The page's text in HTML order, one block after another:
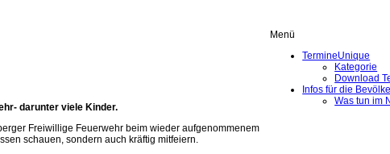
darunter viele Kinder.
Freiwillige Feuerwehr beim wieder aufgenommenem
schauen, sondern auch kräftig mitfeiern.
Menü
TermineUnique
Kategorie
Download
Infos für die
Was tun im